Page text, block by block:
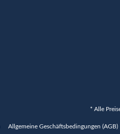
* Alle
Allgemeine Geschäftsbedingungen (AGB)